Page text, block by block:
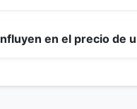
en el precio de